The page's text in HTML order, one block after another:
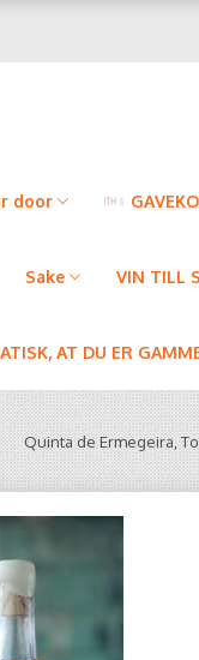
door
Sake VIN TILL
AT DU ER
Quinta de Ermegeira,